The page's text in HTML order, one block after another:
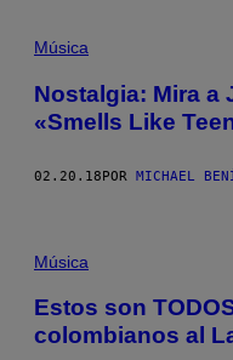
Música
Nostalgia: Mira a
«Smells Like
02.20.18POR MICHAEL
Música
Estos son
colombianos al